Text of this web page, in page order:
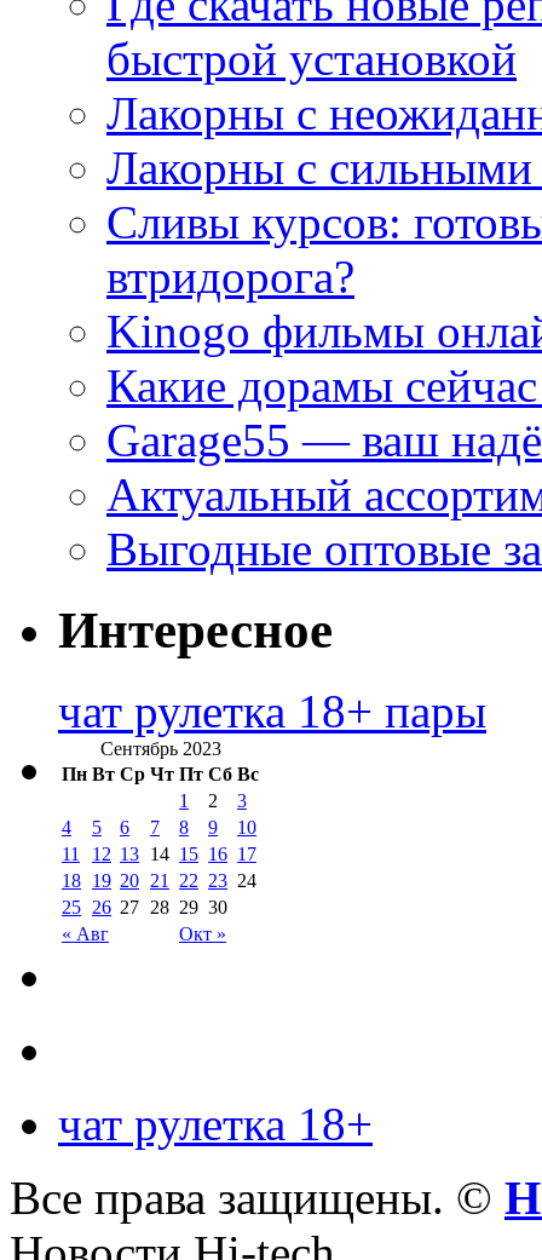
быстрой установкой
Лакорны с
Лакорны с сильными
Сливы курсов:
втридорога?
Kinogo фильмы
Какие дорамы
Garage55 — ваш
Актуальный
Выгодные оптовые
Интересное
чат рулетка 18+ пары
Сентябрь 2023
Пн Вт Ср Чт Пт Сб Вс
« Авг Окт »
1 2
3
4
5 6 7 8 9
10
11
12 13 14 15 16 17
18 19 20 21 22 23 24
25 26 27 28 29 30
чат рулетка 18+
Все права защищены. ©